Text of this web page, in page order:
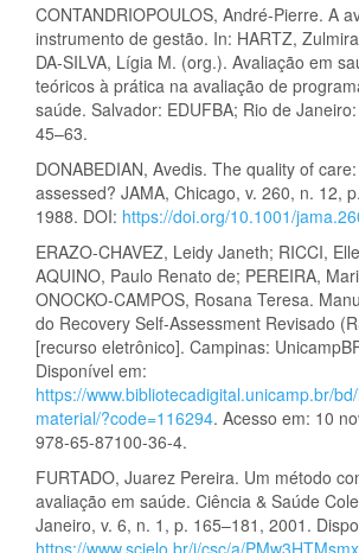
CONTANDRIOPOULOS, André-Pierre. A
instrumento de gestão. In: HARTZ,
DA-SILVA, Lígia M. (org.). Avaliação em
teóricos à prática na avaliação de
saúde. Salvador: EDUFBA; Rio de
45–63.
DONABEDIAN, Avedis. The quality of
assessed? JAMA, Chicago, v. 260, n. 12,
1988. DOI: https://doi.org/10.1001/
ERAZO-CHAVEZ, Leidy Janeth; RICCI,
AQUINO, Paulo Renato de; PEREIRA,
ONOCKO-CAMPOS, Rosana Teresa.
do Recovery Self-Assessment Revisado
[recurso eletrônico]. Campinas:
Disponível em:
https://www.bibliotecadigital.unicamp.br/
material/?code=116294. Acesso em: 10
978-65-87100-36-4.
FURTADO, Juarez Pereira. Um método
avaliação em saúde. Ciência & Saúde
Janeiro, v. 6, n. 1, p. 165–181, 2001.
https://www.scielo.br/j/csc/a/